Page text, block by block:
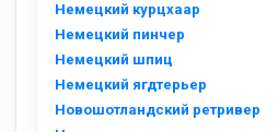
Немецкий курцхаар
Немецкий пинчер
Немецкий шпиц
Немецкий ягдтерьер
Новошотландский ретривер